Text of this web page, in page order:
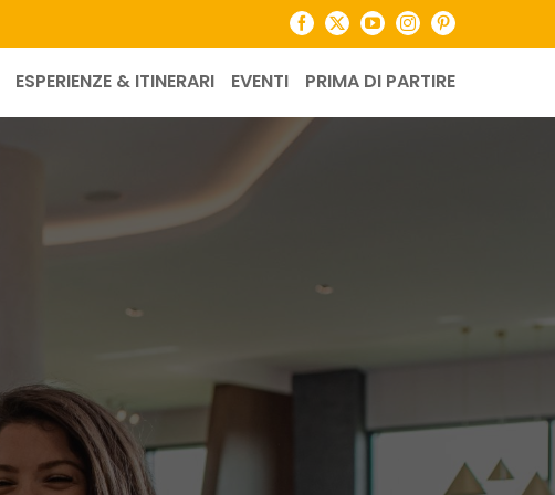
Facebook
X YouTubeInstagramPinterest
ESPERIENZE & ITINERARI EVENTI PRIMA DI PARTIRE